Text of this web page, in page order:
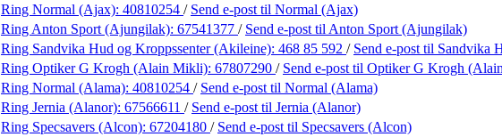
Ring Normal (Ajax): 40810254 / Send e-post til Normal (Ajax)
Ring Anton Sport (Ajungilak): 67541377 / Send e-post til Anton Sport (Ajungilak)
Ring Sandvika Hud og Kroppssenter (Akileine): 468 85 592 / Send e-post til Sandvika
Ring Optiker G Krogh (Alain Mikli): 67807290 / Send e-post til Optiker G Krogh
Ring Normal (Alama): 40810254 / Send e-post til Normal (Alama)
Ring Jernia (Alanor): 67566611 / Send e-post til Jernia (Alanor)
Ring Specsavers (Alcon): 67204180 / Send e-post til Specsavers (Alcon)